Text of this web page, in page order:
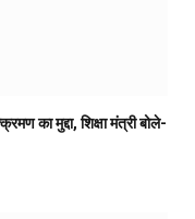
का मुद्दा, शिक्षा मंत्री बोले-